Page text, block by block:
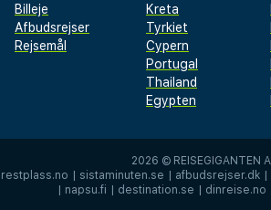
Billeje
Afbudsrejser
Rejsemål
Kreta
Tyrkiet
Cypern
Portugal
Thailand
Egypten
2026 © REISEGIGANTEN
restplass.no | sistaminuten.se | afbudsrejser.dk |
| napsu.fi | destination.se | dinreise.no